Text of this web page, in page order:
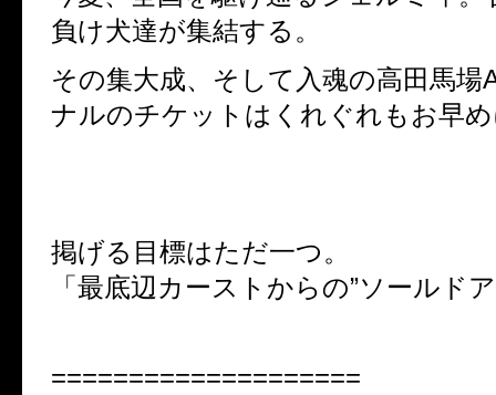
負け犬達が集結する。
その集大成、そして入魂の高田馬場
ナルのチケットはくれぐれもお早
掲げる目標はただ一つ。
「最底辺カーストからの”ソールド
====================